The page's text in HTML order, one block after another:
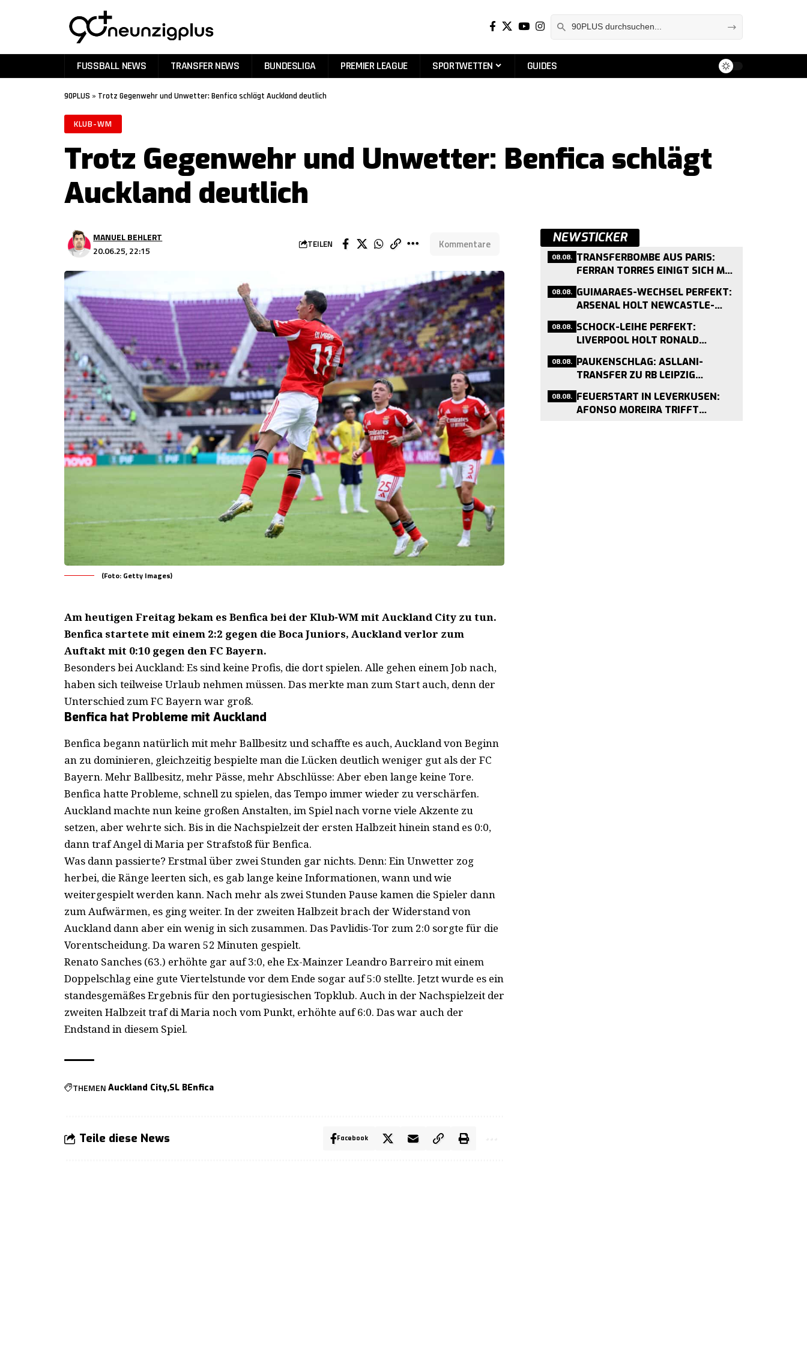
FUSSBALL NEWS TRANSFER NEWS BUNDESLIGA PREMIER LEAGUE SPORTWETTEN GUIDES
90PLUS » Trotz Gegenwehr und Unwetter: Benfica schlägt Auckland deutlich
KLUB-WM
Trotz Gegenwehr und Unwetter: Benfica schlägt
Auckland deutlich
20.06.25, 22:15
MANUEL BEHLERT
TEILEN Kommentare
(Foto: Getty Images)
Am heutigen Freitag bekam es Benfica bei der Klub-WM mit Auckland City zu tun.
Benfica startete mit einem 2:2 gegen die Boca Juniors, Auckland verlor zum
Auftakt mit 0:10 gegen den FC Bayern.
Besonders bei Auckland: Es sind keine Profis, die dort spielen. Alle gehen einem Job nach,
haben sich teilweise Urlaub nehmen müssen. Das merkte man zum Start auch, denn der
Unterschied zum FC Bayern war groß.
Benfica hat Probleme mit Auckland
Benfica begann natürlich mit mehr Ballbesitz und schaffte es auch, Auckland von Beginn
an zu dominieren, gleichzeitig bespielte man die Lücken deutlich weniger gut als der FC
Bayern. Mehr Ballbesitz, mehr Pässe, mehr Abschlüsse: Aber eben lange keine Tore.
Benfica hatte Probleme, schnell zu spielen, das Tempo immer wieder zu verschärfen.
Auckland machte nun keine großen Anstalten, im Spiel nach vorne viele Akzente zu
setzen, aber wehrte sich. Bis in die Nachspielzeit der ersten Halbzeit hinein stand es 0:0,
dann traf Angel di Maria per Strafstoß für Benfica.
Was dann passierte? Erstmal über zwei Stunden gar nichts. Denn: Ein Unwetter zog
herbei, die Ränge leerten sich, es gab lange keine Informationen, wann und wie
weitergespielt werden kann. Nach mehr als zwei Stunden Pause kamen die Spieler dann
zum Aufwärmen, es ging weiter. In der zweiten Halbzeit brach der Widerstand von
Auckland dann aber ein wenig in sich zusammen. Das Pavlidis-Tor zum 2:0 sorgte für die
Vorentscheidung. Da waren 52 Minuten gespielt.
Renato Sanches (63.) erhöhte gar auf 3:0, ehe Ex-Mainzer Leandro Barreiro mit einem
Doppelschlag eine gute Viertelstunde vor dem Ende sogar auf 5:0 stellte. Jetzt wurde es ein
standesgemäßes Ergebnis für den portugiesischen Topklub. Auch in der Nachspielzeit der
zweiten Halbzeit traf di Maria noch vom Punkt, erhöhte auf 6:0. Das war auch der
Endstand in diesem Spiel.
THEMEN Auckland City SL BEnfica
Teile diese News Facebook
NEWSTICKER
08.08. TRANSFERBOMBE AUS PARIS:
FERRAN TORRES EINIGT SICH MIT
VOR ABSCHLUSS
08.08. GUIMARAES-WECHSEL PERFEKT:
ARSENAL HOLT NEWCASTLE-
PFUND
08.08. SCHOCK-LEIHE PERFEKT:
LIVERPOOL HOLT RONALD
MEDIZINCHECK HEUTE
08.08. PAUKENSCHLAG: ASLLANI-
TRANSFER ZU RB LEIPZIG
STOPPT WECHSEL
08.08. FEUERSTART IN LEVERKUSEN:
AFONSO MOREIRA TRIFFT